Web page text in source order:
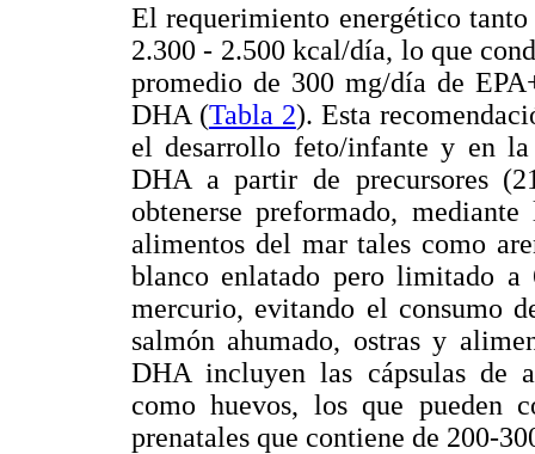
El requerimiento energético
2.300 - 2.500 kcal/día, lo que
promedio de 300 mg/día de
DHA (Tabla 2). Esta
el desarrollo feto/infante y en
DHA a partir de precursores
obtenerse preformado,
alimentos del mar tales como
blanco enlatado pero limitado a
mercurio, evitando el consumo
salmón ahumado, ostras y
DHA incluyen las cápsulas de
como huevos, los que pueden
prenatales que contiene de 200-